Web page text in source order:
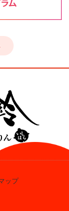
ップ